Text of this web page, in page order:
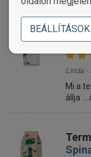
Linda -
Mi a
állja
BEÁLLÍTÁSOK